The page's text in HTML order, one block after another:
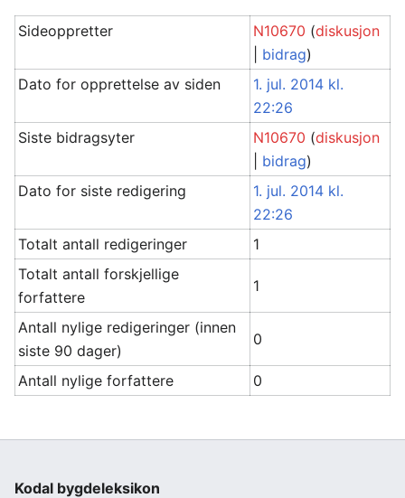
Sideoppretter N10670 (diskusjon
bidrag)
Dato for opprettelse av siden
1. jul. 2014 kl.
22:26
Siste bidragsyter
N10670 (diskusjon
bidrag)
Dato for siste redigering
1. jul. 2014 kl.
22:26
Totalt antall redigeringer
1
Totalt antall forskjellige
forfattere
1
Antall nylige redigeringer (innen
siste 90 dager)
0
Antall nylige forfattere 0
Kodal bygdeleksikon